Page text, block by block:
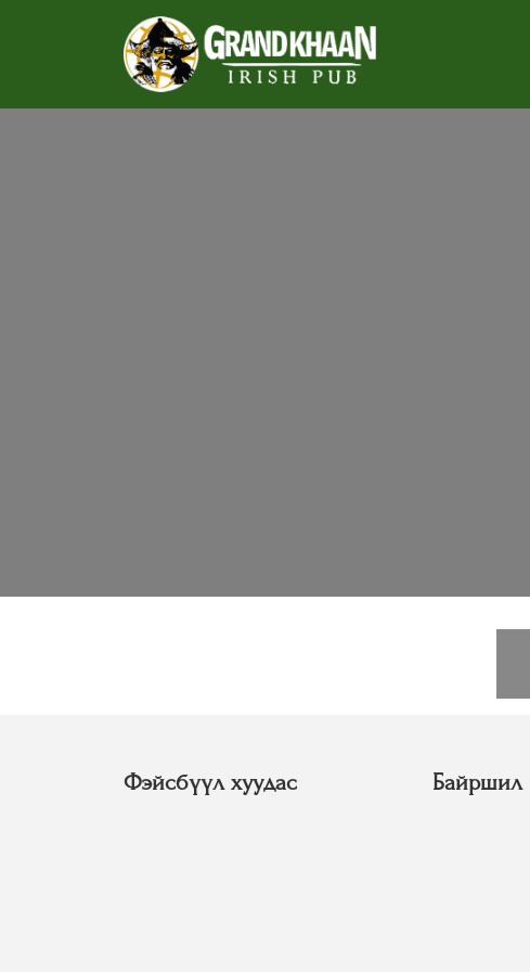
Фэйсбүүл хуудас Байршил